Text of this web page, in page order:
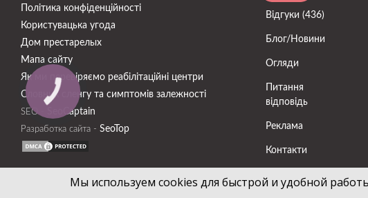
Політика конфіденційності
Користувацька угода
Дом престарелых
Мапа сайту
Як ми перевіряємо реабілітаційні центри
Словник сленгу та симптомів залежності
SEO - SeoСaptain
Разработка сайта - SeoTop
Відгуки (436)
Блог/Новини
Огляди
Питання
відповідь
Реклама
Контакти
Мы используем cookies для быстрой и удобной